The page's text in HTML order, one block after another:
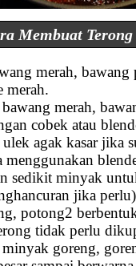
Membuat
merah,
merah.
merah,
cobek atau
agak kasar jika
menggunakan
sedikit minyak
jika
potong2
tidak perlu
minyak goreng,